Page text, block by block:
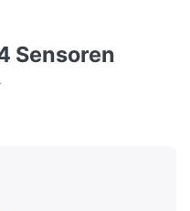
Sensoren